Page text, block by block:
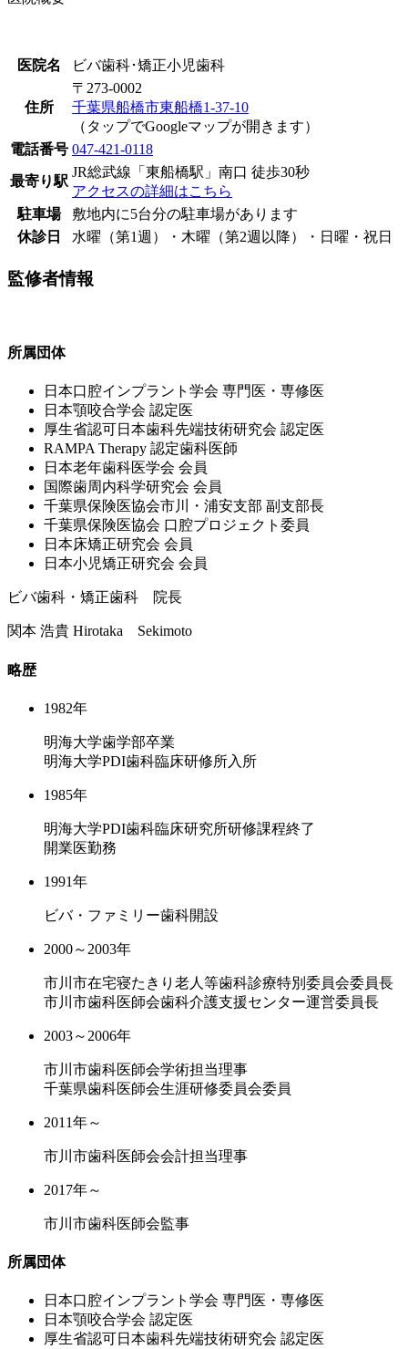
医院名 ビバ歯科･矯正小児歯科
住所
〒273-0002
千葉県船橋市東船橋1-37-10
（タップでGoogleマップが開きます）
電話番号 047-421-0118
最寄り駅
JR総武線「東船橋駅」南口 徒歩30秒
アクセスの詳細はこちら
駐車場
敷地内に5台分の駐車場があります
休診日
水曜（第1週）・木曜（第2週以降）・日曜・祝日
監修者情報
所属団体
⽇本⼝腔インプラント学会 専⾨医・専修医
⽇本顎咬合学会 認定医
厚⽣省認可⽇本⻭科先端技術研究会 認定医
RAMPA Therapy 認定⻭科医師
⽇本⽼年⻭科医学会 会員
国際⻭周内科学研究会 会員
千葉県保険医協会市川・浦安⽀部 副⽀部⻑
千葉県保険医協会 ⼝腔プロジェクト委員
⽇本床矯正研究会 会員
⽇本⼩児矯正研究会 会員
ビバ歯科・矯正歯科 院長
関本 浩貴 Hirotaka Sekimoto
略歴
1982年
明海大学歯学部卒業
明海大学PDI歯科臨床研修所入所
1985年
明海大学PDI歯科臨床研究所研修課程終了
開業医勤務
1991年
ビバ・ファミリー歯科開設
2000～2003年
市川市在宅寝たきり老人等歯科診療特別委員会委員長
市川市歯科医師会歯科介護支援センター運営委員長
2003～2006年
市川市歯科医師会学術担当理事
千葉県歯科医師会生涯研修委員会委員
2011年～
市川市歯科医師会会計担当理事
2017年～
市川市歯科医師会監事
所属団体
⽇本⼝腔インプラント学会 専⾨医・専修医
⽇本顎咬合学会 認定医
厚⽣省認可⽇本⻭科先端技術研究会 認定医